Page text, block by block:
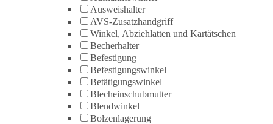
Ausweishalter
AVS-Zusatzhandgriff
Winkel, Abziehlatten und Kartätschen
Becherhalter
Befestigung
Befestigungswinkel
Betätigungswinkel
Blecheinschubmutter
Blendwinkel
Bolzenlagerung